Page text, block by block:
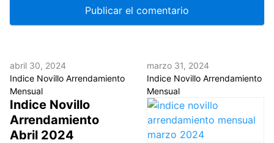
abril 30, 2024
Indice Novillo Arrendamiento
Mensual
Indice Novillo
Arrendamiento
Abril 2024
marzo 31, 2024
Indice Novillo Arrendamiento
Mensual